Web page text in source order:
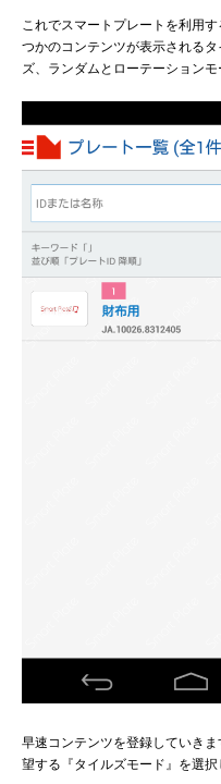
これでスマートプレートを利用
つかのコンテンツが表示される
ズ、ランダムとローテーションモ
早速コンテンツを登録していき
望する『タイルズモード』を選択